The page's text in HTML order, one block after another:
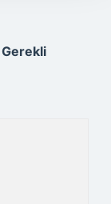
Gerekli